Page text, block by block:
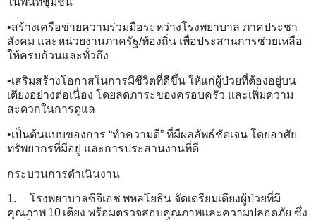
•สร้างเครือข่ายความร่วมมือระหว่างโรงพยาบาล ภาคประชา
สังคม และหน่วยงานภาครัฐ/ท้องถิ่น เพื่อประสานการช่วยเหลือ
ให้ครบถ้วนและทั่วถึง
•เสริมสร้างโอกาสในการมีชีวิตที่ดีขึ้น ให้แก่ผู้ป่วยที่ต้องอยู่บน
เตียงอย่างต่อเนื่อง โดยลดภาระของครอบครัว และเพิ่มความ
สะดวกในการดูแล
•เป็นต้นแบบของการ “ทำความดี” ที่มีผลลัพธ์ชัดเจน โดยอาศัย
ทรัพยากรที่มีอยู่ และการประสานงานที่ดี
กระบวนการดำเนินงาน
1.
โรงพยาบาลซีจีเอช พหลโยธิน จัดเตรียมเตียงผู้ป่วยที่มี
คุณภาพ 10 เตียง พร้อมตรวจสอบคุณภาพและความปลอดภัย ซึ่ง